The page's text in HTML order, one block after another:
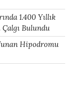
1.400 Yıllık
Çalgı Bulundu
Hipodromu